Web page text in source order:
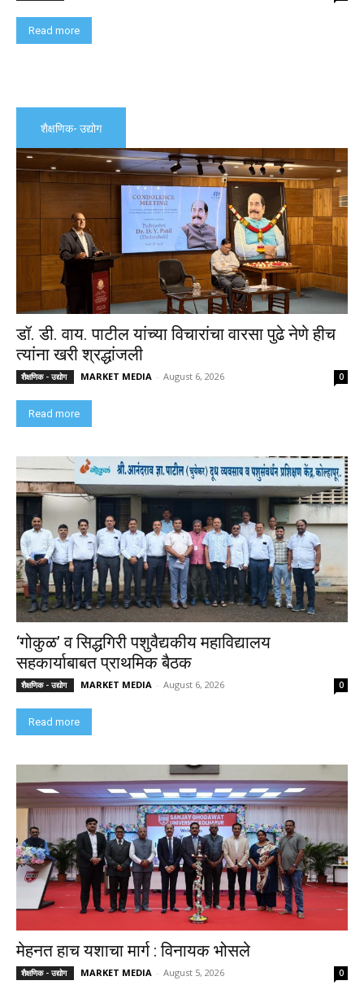
Read more
शैक्षणिक- उद्योग
डॉ. डी. वाय. पाटील यांच्या विचारांचा वारसा पुढे नेणे हीच
त्यांना खरी श्रद्धांजली
शैक्षणिक - उद्योग MARKET MEDIA - August 6, 2026 0
Read more
‘गोकुळ’ व सिद्धगिरी पशुवैद्यकीय महाविद्यालय
सहकार्याबाबत प्राथमिक बैठक
शैक्षणिक - उद्योग MARKET MEDIA - August 6, 2026 0
Read more
मेहनत हाच यशाचा मार्ग : विनायक भोसले
शैक्षणिक - उद्योग MARKET MEDIA - August 5, 2026 0